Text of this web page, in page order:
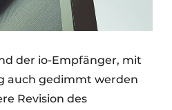
der io-Empfänger, mit
auch gedimmt werden
Revision des